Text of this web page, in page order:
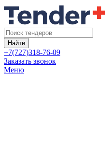
Найти
+7(727)318-76-09
Заказать звонок
Меню